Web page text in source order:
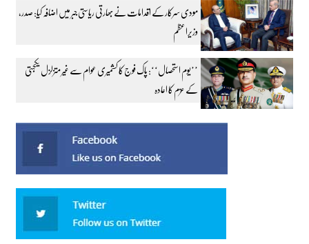
مودی سرکار کے اقدامات نے بھارتی ریاستی جبر میں اضافہ کیا: صدر،
وزیراعظم
’’یوم استحصال‘‘: پاک فوج کا کشمیری عوام سے غیر متزلزل یکجہتی
کے عزم کا اعادہ